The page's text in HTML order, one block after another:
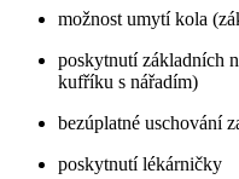
možnost umytí kola
poskytnutí základních
kufříku s nářadím)
bezúplatné uschování
poskytnutí lékárničky